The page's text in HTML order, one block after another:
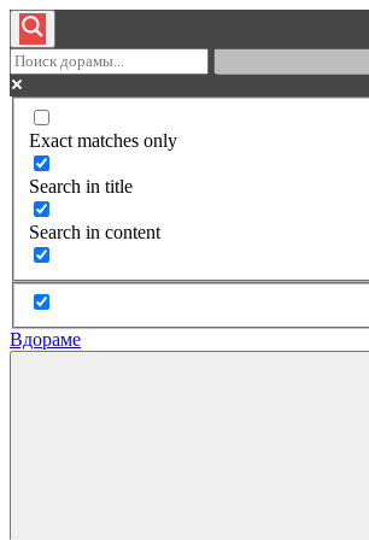
Exact matches only
Search in title
Search in content
Вдораме